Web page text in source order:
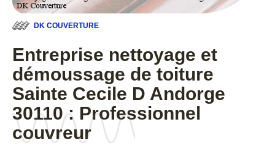
DK COUVERTURE
Entreprise nettoyage et
démoussage de toiture
Sainte Cecile D Andorge
30110 : Professionnel
couvreur